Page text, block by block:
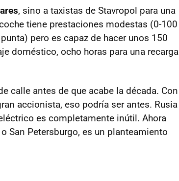
, sino a taxistas de Stavropol para una
tiene prestaciones modestas (0-100
pero es capaz de hacer unos 150
doméstico, ocho horas para una recarga
calle antes de que acabe la década. Con
accionista, eso podría ser antes. Rusia
es completamente inútil. Ahora
San Petersburgo, es un planteamiento